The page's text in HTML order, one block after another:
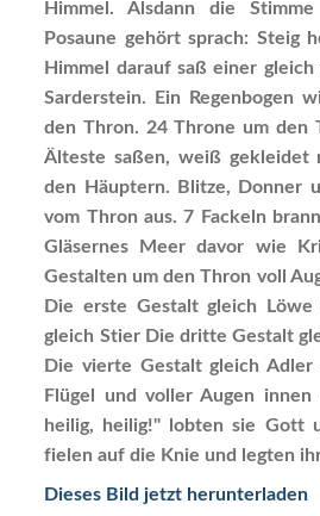
Himmel. Alsdann die
Posaune gehört sprach: Steig
Himmel darauf saß einer gleich
Sarderstein. Ein Regenbogen
den Thron. 24 Throne um den
Älteste saßen, weiß gekleidet
den Häuptern. Blitze, Donner
vom Thron aus. 7 Fackeln
Gläsernes Meer davor wie
Gestalten um den Thron voll
Die erste Gestalt gleich
gleich Stier Die dritte Gestalt
Die vierte Gestalt gleich
Flügel und voller Augen
heilig, heilig!" lobten sie Gott
fielen auf die Knie und legten
Dieses Bild jetzt herunterladen